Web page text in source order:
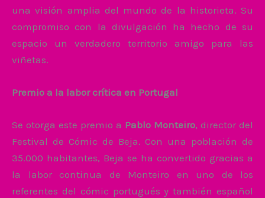
una visión amplia del mundo de la historieta. Su
compromiso con la divulgación ha hecho de su
espacio un verdadero territorio amigo para las
viñetas.
Premio a la labor crítica en Portugal
Se otorga este premio a Pablo Monteiro, director del
Festival de Cómic de Beja. Con una población de
35.000 habitantes, Beja se ha convertido gracias a
la labor continua de Monteiro en uno de los
referentes del cómic portugués y también español